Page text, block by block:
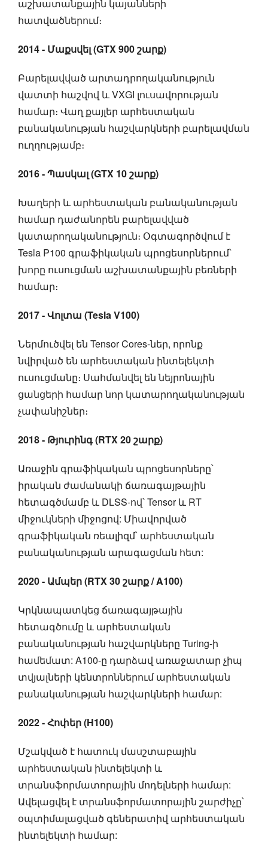
աշխատանքային կայանների
հատվածներում։
2014 - Մաքսվել (GTX 900 շարք)
Բարելավված արտադրողականություն
վատտի հաշվով և VXGI լուսավորության
համար։ Վաղ քայլեր արհեստական
բանականության հաշվարկների բարելավման
ուղղությամբ։
2016 - Պասկալ (GTX 10 շարք)
Խաղերի և արհեստական բանականության
համար դաժանորեն բարելավված
կատարողականություն։ Օգտագործվում է
Tesla P100 գրաֆիկական պրոցեսորներում՝
խորը ուսուցման աշխատանքային բեռների
համար։
2017 - Վոլտա (Tesla V100)
Ներմուծվել են Tensor Cores-ներ, որոնք
նվիրված են արհեստական ինտելեկտի
ուսուցմանը։ Սահմանվել են նեյրոնային
ցանցերի համար նոր կատարողականության
չափանիշներ։
2018 - Թյուրինգ (RTX 20 շարք)
Առաջին գրաֆիկական պրոցեսորները՝
իրական ժամանակի ճառագայթային
հետագծմամբ և DLSS-ով՝ Tensor և RT
միջուկների միջոցով: Միավորված
գրաֆիկական ռեալիզմ՝ արհեստական
բանականության արագացման հետ:
2020 - Ամպեր (RTX 30 շարք / A100)
Կրկնապատկեց ճառագայթային
հետագծումը և արհեստական
բանականության հաշվարկները Turing-ի
համեմատ: A100-ը դարձավ առաջատար չիպ
տվյալների կենտրոններում արհեստական
բանականության հաշվարկների համար:
2022 - Հոփեր (H100)
Մշակված է հատուկ մասշտաբային
արհեստական ինտելեկտի և
տրանսֆորմատորային մոդելների համար:
Ավելացվել է տրանսֆորմատորային շարժիչը՝
օպտիմալացված գեներատիվ արհեստական
ինտելեկտի համար: